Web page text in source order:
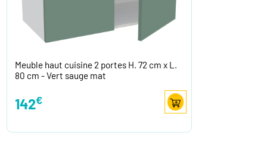
Meuble haut cuisine 2 portes H. 72 cm x L.
80 cm - Vert sauge mat
142€